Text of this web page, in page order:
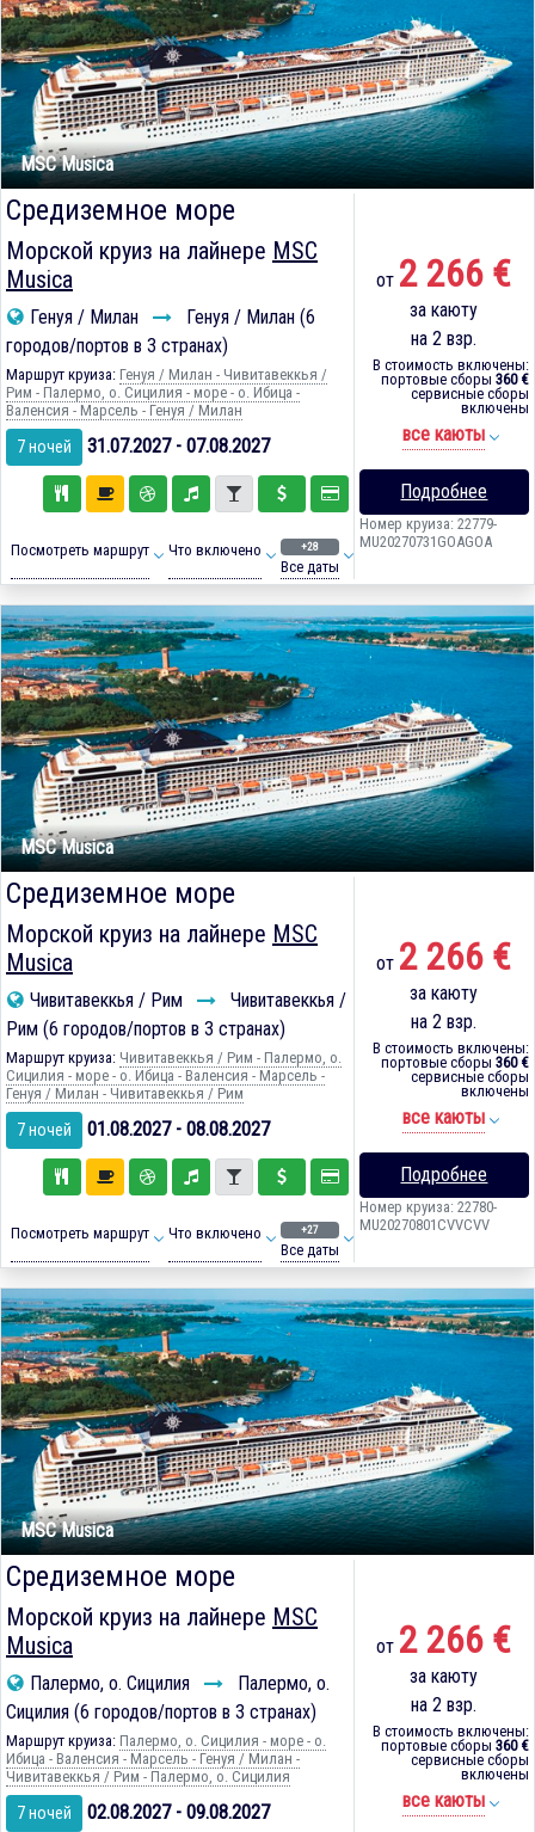
MSC Musica
Средиземное море
Морской круиз на лайнере MSC
Musica
Генуя / Милан
Генуя / Милан (6
городов/портов в 3 странах)
Маршрут круиза: Генуя / Милан - Чивитавеккья /
Рим - Палермо, о. Сицилия - море - о. Ибица -
Валенсия - Марсель - Генуя / Милан
7 ночей 31.07.2027 - 07.08.2027
Посмотреть маршрут Что включено +28
Все даты
от 2 266 €
за каюту
на 2 взр.
В стоимость включены:
портовые сборы 360 €
сервисные сборы
включены
все каюты
Подробнее
Номер круиза: 22779-
MU20270731GOAGOA
MSC Musica
Средиземное море
Морской круиз на лайнере MSC
Musica
Чивитавеккья / Рим
Чивитавеккья /
Рим (6 городов/портов в 3 странах)
Маршрут круиза: Чивитавеккья / Рим - Палермо, о.
Сицилия - море - о. Ибица - Валенсия - Марсель -
Генуя / Милан - Чивитавеккья / Рим
7 ночей 01.08.2027 - 08.08.2027
Посмотреть маршрут Что включено +27
Все даты
от 2 266 €
за каюту
на 2 взр.
В стоимость включены:
портовые сборы 360 €
сервисные сборы
включены
все каюты
Подробнее
Номер круиза: 22780-
MU20270801CVVCVV
MSC Musica
Средиземное море
Морской круиз на лайнере MSC
Musica
Палермо, о. Сицилия
Палермо, о.
Сицилия (6 городов/портов в 3 странах)
Маршрут круиза: Палермо, о. Сицилия - море - о.
Ибица - Валенсия - Марсель - Генуя / Милан -
Чивитавеккья / Рим - Палермо, о. Сицилия
7 ночей 02.08.2027 - 09.08.2027
от 2 266 €
за каюту
на 2 взр.
В стоимость включены:
портовые сборы 360 €
сервисные сборы
включены
все каюты